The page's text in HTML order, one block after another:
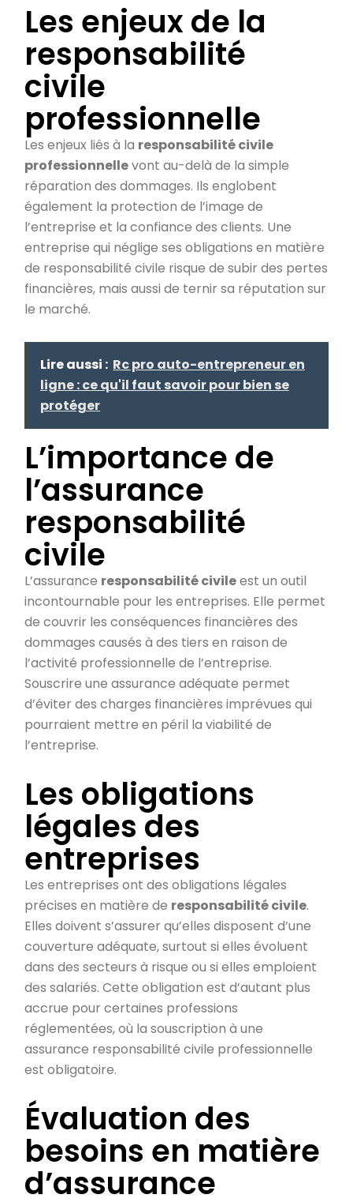
Les enjeux de la
responsabilité
civile
professionnelle
Les enjeux liés à la responsabilité civile
professionnellevont au-delà de la simple
réparation des dommages. Ils englobent
également la protection de l’image de
l’entreprise et la confiance des clients. Une
entreprise qui néglige ses obligations en matière
de responsabilité civile risque de subir des pertes
financières, mais aussi de ternir sa réputation sur
le marché.
Lire aussi : Rc pro auto-entrepreneur en
ligne : ce qu'il faut savoir pour bien se
protéger
L’importance de
l’assurance
responsabilité
civile
L’assurance responsabilité civileest un outil
incontournable pour les entreprises. Elle permet
de couvrir les conséquences financières des
dommages causés à des tiers en raison de
l’activité professionnelle de l’entreprise.
Souscrire une assurance adéquate permet
d’éviter des charges financières imprévues qui
pourraient mettre en péril la viabilité de
l’entreprise.
Les obligations
légales des
entreprises
Les entreprises ont des obligations légales
précises en matière de responsabilité civile.
Elles doivent s’assurer qu’elles disposent d’une
couverture adéquate, surtout si elles évoluent
dans des secteurs à risque ou si elles emploient
des salariés. Cette obligation est d’autant plus
accrue pour certaines professions
réglementées, où la souscription à une
assurance responsabilité civile professionnelle
est obligatoire.
Évaluation des
besoins en matière
d’assurance